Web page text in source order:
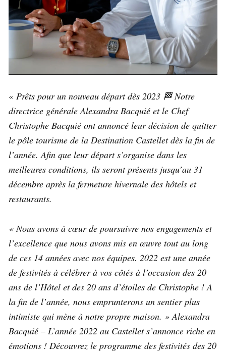
« Prêts pour un nouveau départ dès 2023 🏁 Notre
directrice générale Alexandra Bacquié et le Chef
Christophe Bacquié ont annoncé leur décision de quitter
le pôle tourisme de la Destination Castellet dès la fin de
l’année. Afin que leur départ s’organise dans les
meilleures conditions, ils seront présents jusqu’au 31
décembre après la fermeture hivernale des hôtels et
restaurants.
« Nous avons à cœur de poursuivre nos engagements et
l’excellence que nous avons mis en œuvre tout au long
de ces 14 années avec nos équipes. 2022 est une année
de festivités à célébrer à vos côtés à l’occasion des 20
ans de l’Hôtel et des 20 ans d’étoiles de Christophe ! A
la fin de l’année, nous emprunterons un sentier plus
intimiste qui mène à notre propre maison. » Alexandra
Bacquié – L’année 2022 au Castellet s’annonce riche en
émotions ! Découvrez le programme des festivités des 20